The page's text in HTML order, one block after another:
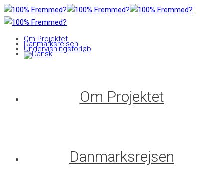
Om Projektet
Danmarksrejsen
Undervisningsforløb
Om Projektet
Danmarksrejsen